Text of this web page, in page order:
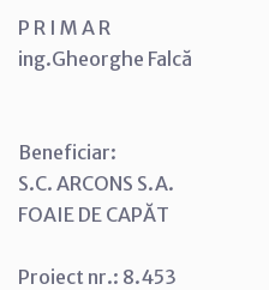
P R I M A R
ing.Gheorghe Falcă
Beneficiar:
S.C. ARCONS S.A.
FOAIE DE CAPĂT
Proiect nr.: 8.453